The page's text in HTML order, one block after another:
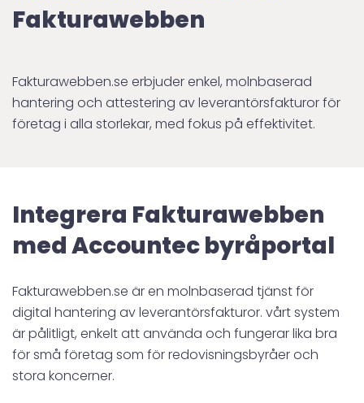
Fakturawebben
Fakturawebben.se erbjuder enkel, molnbaserad
hantering och attestering av leverantörsfakturor för
företag i alla storlekar, med fokus på effektivitet.
Integrera Fakturawebben
med Accountec byråportal
Fakturawebben.se är en molnbaserad tjänst för
digital hantering av leverantörsfakturor. vårt system
är pålitligt, enkelt att använda och fungerar lika bra
för små företag som för redovisningsbyråer och
stora koncerner.